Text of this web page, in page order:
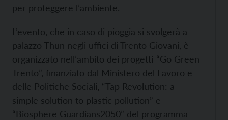
per proteggere l’ambiente.
L’evento, che in caso di pioggia si svolgerà a
palazzo Thun negli uffici di Trento Giovani, è
organizzato nell’ambito dei progetti “Go Green
Trento”, finanziato dal Ministero del Lavoro e
delle Politiche Sociali, “Tap Revolution: a
simple solution to plastic pollution” e
“Biosphere Guardians2050” del programma